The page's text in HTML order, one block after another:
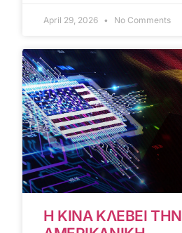
April 29, 2026 No Comments
Η ΚΙΝΑ ΚΛΕΒΕΙ ΤΗΝ